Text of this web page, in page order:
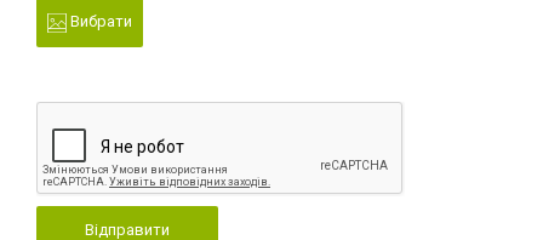
Вибрати
Відправити